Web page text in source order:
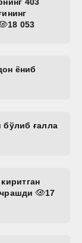
18 053
ёниб
ғалла
17